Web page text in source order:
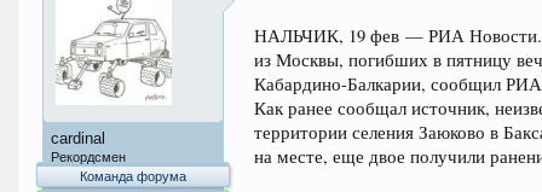
cardinal
Рекордсмен
Команда форума
НАЛЬЧИК, 19 фев — РИА Новости.
из Москвы, погибших в пятницу
Кабардино-Балкарии, сообщил РИА
Как ранее сообщал источник,
территории селения Заюково в
на месте, еще двое получили